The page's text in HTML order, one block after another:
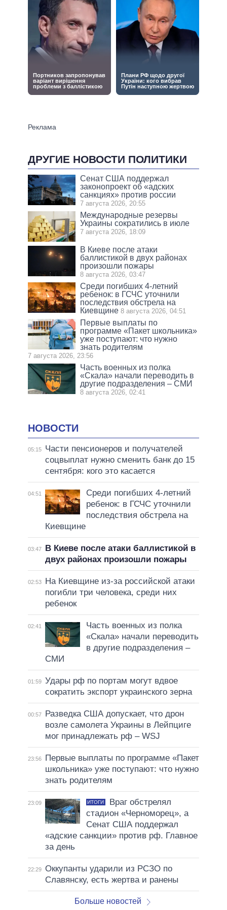
ДРУГИЕ НОВОСТИ ПОЛИТИКИ
Сенат США поддержал
законопроект об «адских
санкциях» против россии
7 августа 2026, 20:55
Международные резервы
Украины сократились в июле
7 августа 2026, 18:09
В Киеве после атаки
баллистикой в двух районах
произошли пожары
8 августа 2026, 03:47
Среди погибших 4-летний
ребенок: в ГСЧС уточнили
последствия обстрела на
Киевщине 8 августа 2026, 04:51
Первые выплаты по
программе «Пакет школьника»
уже поступают: что нужно
знать родителям
7 августа 2026, 23:56
Часть военных из полка
«Скала» начали переводить в
другие подразделения – СМИ
8 августа 2026, 02:41
НОВОСТИ
05:15
Части пенсионеров и получателей
соцвыплат нужно сменить банк до 15
сентября: кого это касается
04:51
Среди погибших 4-летний
ребенок: в ГСЧС уточнили
последствия обстрела на
Киевщине
03:47
В Киеве после атаки баллистикой в
двух районах произошли пожары
02:53
На Киевщине из-за российской атаки
погибли три человека, среди них
ребенок
02:41
Часть военных из полка
«Скала» начали переводить
в другие подразделения –
СМИ
01:59 Удары рф по портам могут вдвое
сократить экспорт украинского зерна
00:57
Разведка США допускает, что дрон
возле самолета Украины в Лейпциге
мог принадлежать рф – WSJ
23:56
Первые выплаты по программе «Пакет
школьника» уже поступают: что нужно
знать родителям
23:09 ИТОГИ
Враг обстрелял
стадион «Черноморец», а
Сенат США поддержал
«адские санкции» против рф. Главное
за день
22:29 Оккупанты ударили из РСЗО по
Славянску, есть жертва и ранены
Больше новостей